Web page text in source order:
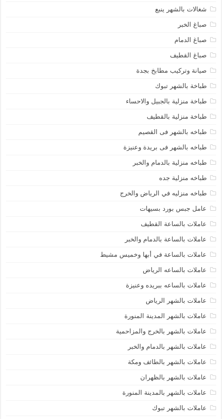
شغالات بالشهر ينبع
صباغ الخبر
صباغ الدمام
صباغ القطيف
صيانة وتركيب مطابخ بجدة
طباخة بالشهر تبوك
طباخة منزلية بالجبيل والاحساء
طباخة منزلية بالقطيف
طباخه بالشهر فى القصيم
طباخه بالشهر فى بريدة وعنيزة
طباخه منزلية بالدمام والخبر
طباخه منزلية جده
طباخه منزليه في الرياض والخرج
عامل جبس بورد بسيهات
عاملات بالساعة القطيف
عاملات بالساعة بالدمام والخبر
عاملات بالساعة في أبها وخميس مشيط
عاملات بالساعه الرياض
عاملات بالساعه ببريده وعنيزة
عاملات بالشهر الرياض
عاملات بالشهر المدينة المنورة
عاملات بالشهر بالخرج والمزاحمية
عاملات بالشهر بالدمام والخبر
عاملات بالشهر بالطائف ومكة
عاملات بالشهر بالظهران
عاملات بالشهر بالمدينة المنورة
عاملات بالشهر تبوك